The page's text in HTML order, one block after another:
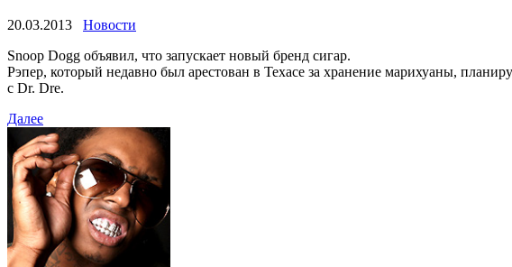
20.03.2013
Новости
Snoop Dogg объявил, что запускает новый бренд сигар.
Рэпер, который недавно был арестован в Техасе за хранение марихуаны,
с Dr. Dre.
Далее